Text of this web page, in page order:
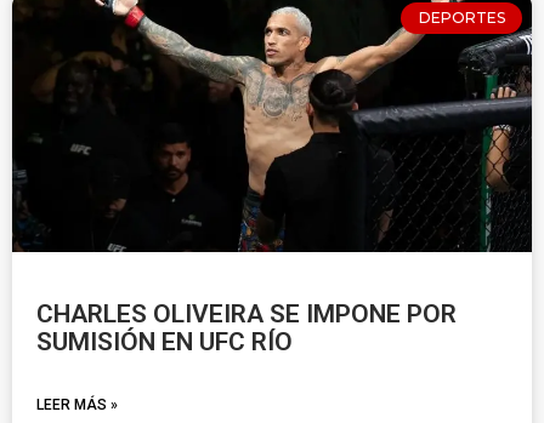
DEPORTES
CHARLES OLIVEIRA SE IMPONE POR
SUMISIÓN EN UFC RÍO
LEER MÁS »